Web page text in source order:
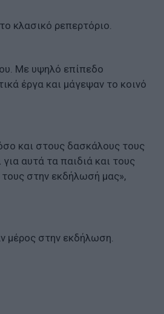
κλασικό ρεπερτόριο.
Με υψηλό επίπεδο
έργα και μάγεψαν το κοινό
και στους δασκάλους τους
για αυτά τα παιδιά και τους
στην εκδήλωσή μας»,
μέρος στην εκδήλωση.